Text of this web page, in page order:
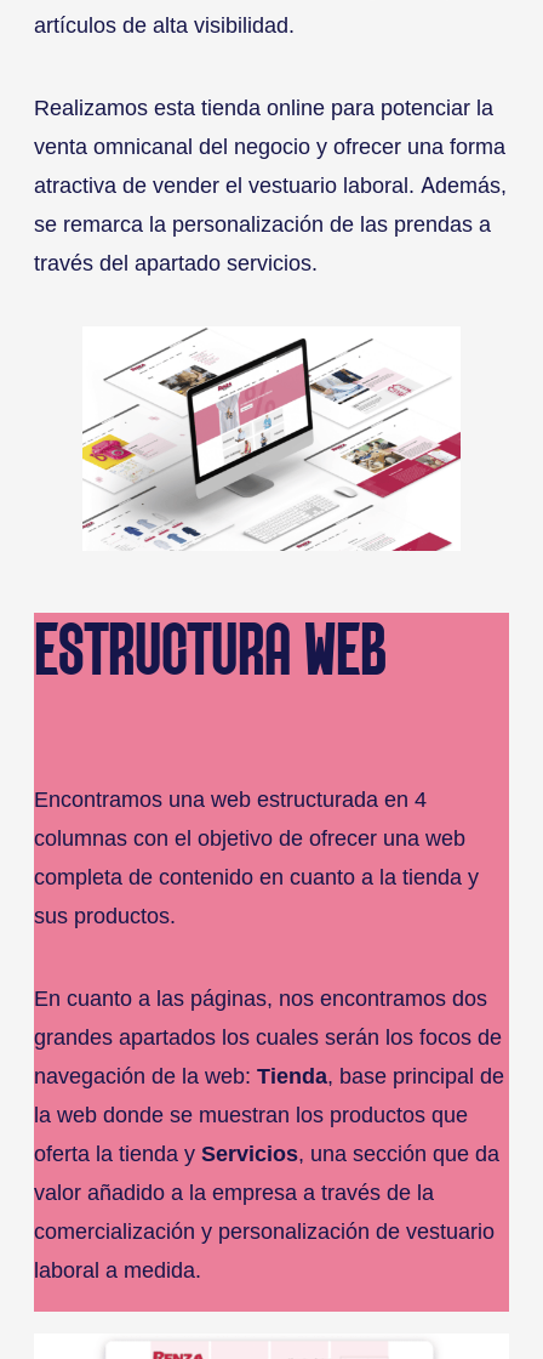
artículos de alta visibilidad.
Realizamos esta tienda online para potenciar la
venta omnicanal del negocio y ofrecer una forma
atractiva de vender el vestuario laboral. Además,
se remarca la personalización de las prendas a
través del apartado servicios.
ESTRUCTURA WEB
Encontramos una web estructurada en 4
columnas con el objetivo de ofrecer una web
completa de contenido en cuanto a la tienda y
sus productos.
En cuanto a las páginas, nos encontramos dos
grandes apartados los cuales serán los focos de
navegación de la web: Tienda, base principal de
la web donde se muestran los productos que
oferta la tienda y Servicios, una sección que da
valor añadido a la empresa a través de la
comercialización y personalización de vestuario
laboral a medida.